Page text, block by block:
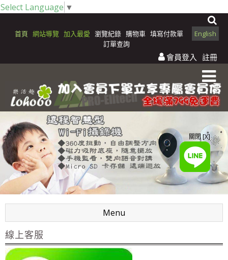
Select Language ▼
首頁 網站導覽 加入最愛 English
瀏覽紀錄 購物車 填寫付款單
訂單查詢
會員登入 註冊
Menu
線上客服
關閉 [X]